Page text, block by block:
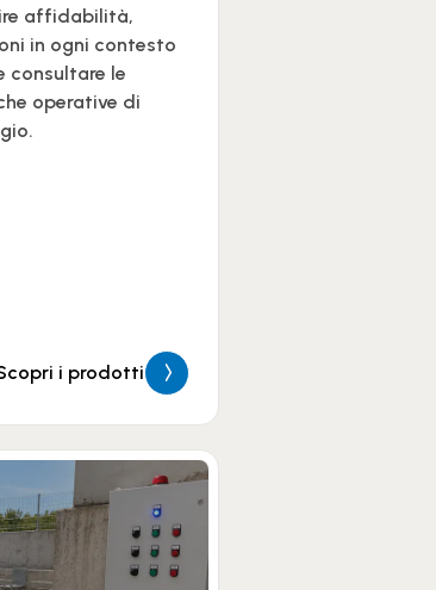
affidabilità,
in ogni contesto
consultare le
operative di
i prodotti